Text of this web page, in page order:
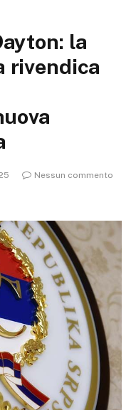
la
rivendica
Nessun commento